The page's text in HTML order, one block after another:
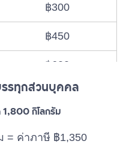
฿300
฿450
฿600
฿750
รทุกส่วนบุคคล
กิโลกรัม
= ค่าภาษี ฿1,350